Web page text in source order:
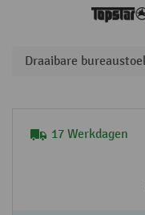
17 Werkdagen